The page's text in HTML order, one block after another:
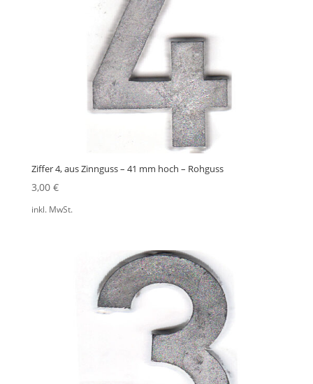
Ziffer 4, aus Zinnguss – 41 mm hoch – Rohguss
3,00 €
inkl. MwSt.